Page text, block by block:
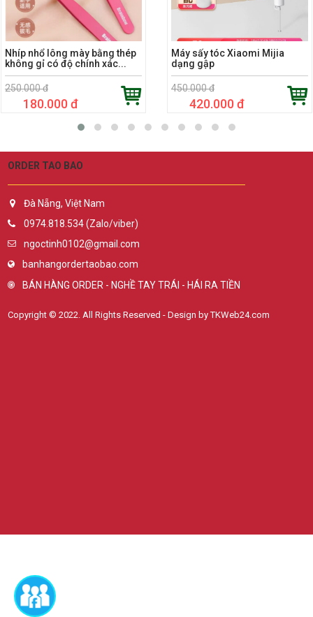
Nhíp nhổ lông mày bằng thép
không gỉ có độ chính xác...
250.000 đ
180.000 đ
Máy sấy tóc Xiaomi Mijia
dạng gập
450.000 đ
420.000 đ
ORDER TAO BAO
Đà Nẵng, Việt Nam
0974.818.534 (Zalo/viber)
ngoctinh0102@gmail.com
banhangordertaobao.com
BÁN HÀNG ORDER - NGHỀ TAY TRÁI - HÁI RA TIỀN
Copyright © 2022. All Rights Reserved - Design by TKWeb24.com